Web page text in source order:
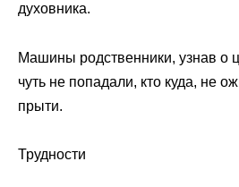
духовника.
Машины родственники, узнав о
чуть не попадали, кто куда, не
прыти.
Трудности